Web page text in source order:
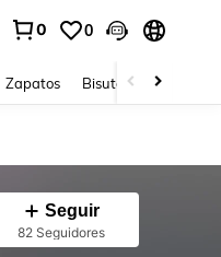
0 0
Zapatos Bisutería Y
Seguir
82 Seguidores